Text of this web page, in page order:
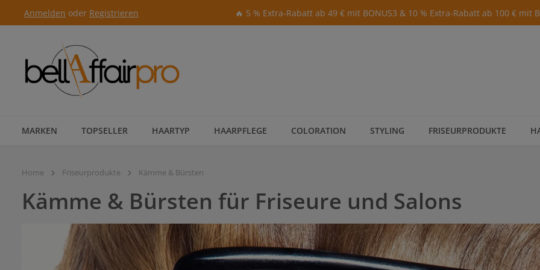
Hauptnavigation springen
Anmelden oder Registrieren 🔥 5 % Extra-Rabatt ab 49 € mit BONUS3 & 10 % Extra-Rabatt ab 100 € mit
MARKEN TOPSELLER HAARTYP HAARPFLEGE COLORATION STYLING FRISEURPRODUKTE
Home Friseurprodukte Kämme & Bürsten
Kämme & Bürsten für Friseure und Salons